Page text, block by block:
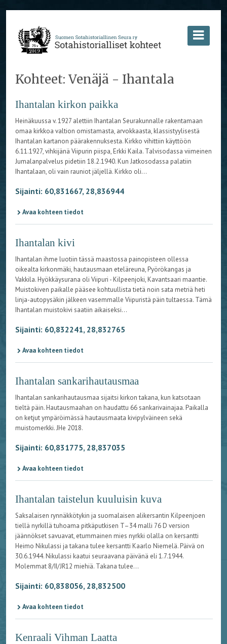
Kohteet: Venäjä - Ihantala
Ihantalan kirkon paikka
Heinäkuussa v. 1927 alettiin Ihantalan Seurakunnalle rakentamaan
omaa kirkkoa valtion omistamasta, arvokkaasta, klassistyylisestä
Ihantalan kartanon päärakennuksesta. Kirkko vihittiin käyttöön
6.11.1927, vihkijänä Viipurin piispa, Erkki Kaila. Talvisodassa viimeinen
Jumalanpalvelus pidetiin 18.2.1940. Kun Jatkosodassa palatiin
Ihantalaan, oli vain rauniot jäljellä. Kirkko oli...
Sijainti: 60,831667, 28,836944
Avaa kohteen tiedot
Ihantalan kivi
Ihantalan ihme luotiin tässä maastossa painopisteen ollessa
oikealta kirkonmäki, hautausmaan eteläreuna, Pyörökangas ja
Vakkila. Hyökkäysurana oli Viipuri - Kilpeenjoki, Kavantsaari maantie.
Muistokiven paikalle pääsee kohtuullista tietä noin sata metriä heti
linja-autopysäkin jälkeen vasemmalle Viipuristä päin tultaessa. Tämä
Ihantalan muistokivi saatiin aikaiseksi...
Sijainti: 60,832241, 28,832765
Avaa kohteen tiedot
Ihantalan sankarihautausmaa
Ihantalan sankarihautausmaa sijaitsi kirkon takana, kun katsotaan
tieltä päin. Hautausmaahan on haudattu 66 sankarivainajaa. Paikalla
on ketjut ympäröimässä hautausmaata kivipylväineen sekä
muistomerkki. JHe 2018.
Sijainti: 60,831775, 28,837035
Avaa kohteen tiedot
Ihantalan taistelun kuuluisin kuva
Saksalaisen rynnäkkötykin ja suomalaisen alikersantin Kilpeenjoen
tiellä nyrkillä tuhoama pitkäputkisen T–34 malli 76 D version
jäännökset savuavat, etummainen mies nyrkki olalla on kersantti
Heimo Nikulassi ja takana tulee kersantti Kaarlo Niemelä. Päivä on
30.6.1944. Nikulassi kaatui seuraavana päivänä eli 1.7.1944.
Molemmat 8/II/JR12 miehiä. Takana tulee...
Sijainti: 60,838056, 28,832500
Avaa kohteen tiedot
Kenraali Vihman Laatta